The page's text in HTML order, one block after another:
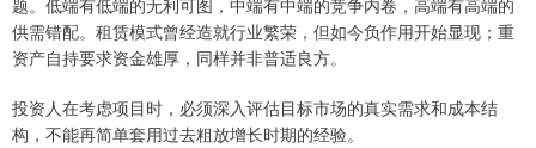
题。低端有低端的无利可图，中端有中端的竞争内卷，高端有高端的
供需错配。租赁模式曾经造就行业繁荣，但如今负作用开始显现；重
资产自持要求资金雄厚，同样并非普适良方。
投资人在考虑项目时，必须深入评估目标市场的真实需求和成本结
构，不能再简单套用过去粗放增长时期的经验。